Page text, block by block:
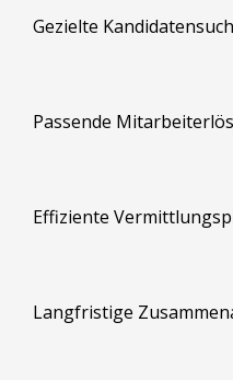
Gezielte
Passende
Effiziente
Langfristige